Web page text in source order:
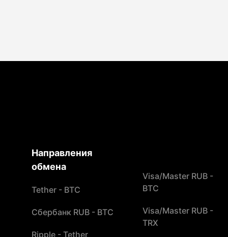
Направления
обмена
Tether - BTC
Сбербанк RUB - BTC
Ripple - Tether
Visa/Master RUB -
BTC
Visa/Master RUB -
TRX